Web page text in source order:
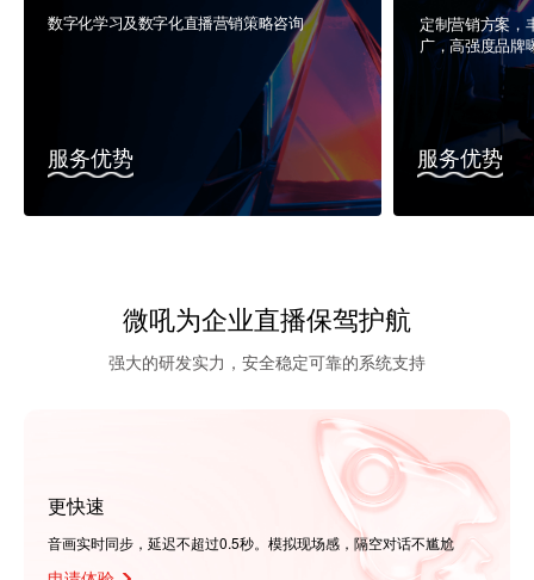
数字化学习及数字化直播营销策略咨询
服务优势
定制营销方案，
广，高强度品牌
服务优势
微吼为企业直播保驾护航
强大的研发实力，安全稳定可靠的系统支持
更快速
音画实时同步，延迟不超过0.5秒。模拟现场感，隔空对话不尴尬